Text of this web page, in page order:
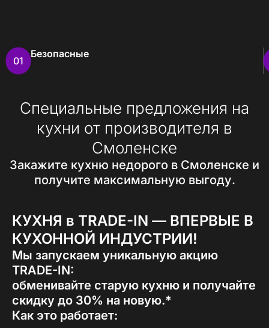
01
Безопасные
Специальные предложения на
кухни от производителя в
Смоленске
Закажите кухню недорого в Смоленске и
получите максимальную выгоду.
КУХНЯ в TRADE-IN — ВПЕРВЫЕ В
КУХОННОЙ ИНДУСТРИИ!
Мы запускаем уникальную акцию
TRADE-IN:
обменивайте старую кухню и получайте
скидку до 30% на новую.*
Как это работает: